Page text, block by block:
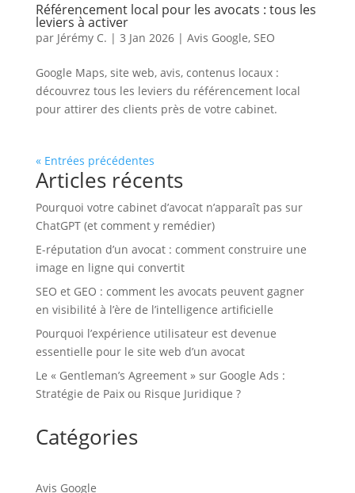
Référencement local pour les avocats : tous les
leviers à activer
par Jérémy C. | 3 Jan 2026| Avis Google, SEO
Google Maps, site web, avis, contenus locaux :
découvrez tous les leviers du référencement local
pour attirer des clients près de votre cabinet.
« Entrées précédentes
Articles récents
Pourquoi votre cabinet d’avocat n’apparaît pas sur
ChatGPT (et comment y remédier)
E-réputation d’un avocat : comment construire une
image en ligne qui convertit
SEO et GEO : comment les avocats peuvent gagner
en visibilité à l’ère de l’intelligence artificielle
Pourquoi l’expérience utilisateur est devenue
essentielle pour le site web d’un avocat
Le « Gentleman’s Agreement » sur Google Ads :
Stratégie de Paix ou Risque Juridique ?
Catégories
Avis Google